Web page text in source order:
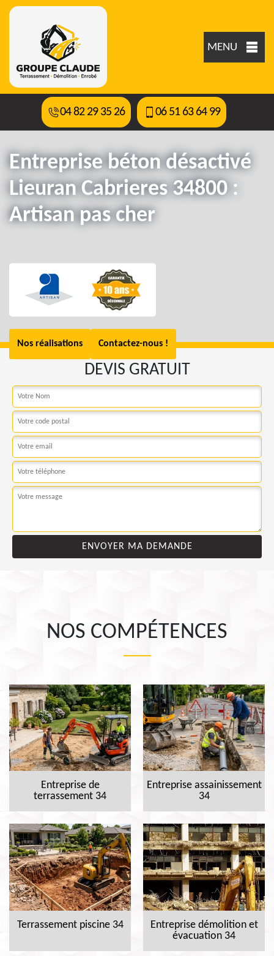
MENU
04 82 29 35 26 06 51 63 64 99
Entreprise béton désactivé
Lieuran Cabrieres 34800 :
Artisan pas cher
Nos réalisations Contactez-nous !
DEVIS GRATUIT
NOS COMPÉTENCES
Entreprise de
terrassement 34
Entreprise assainissement
34
Terrassement piscine 34
Entreprise démolition et
évacuation 34